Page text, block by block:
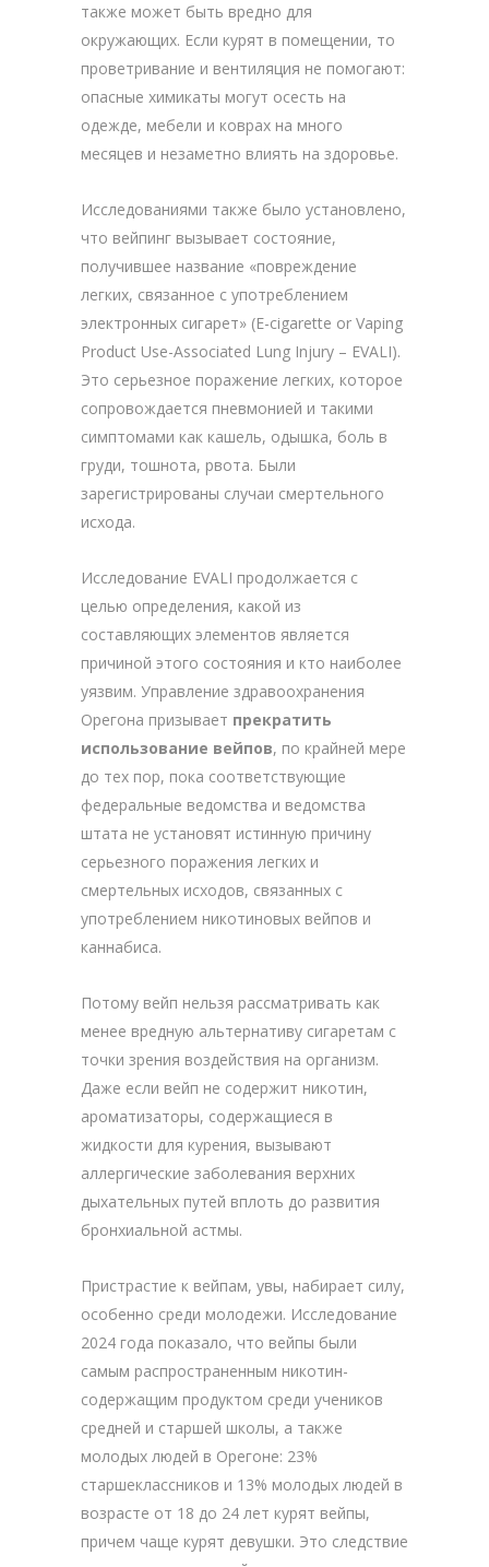
также может быть вредно для
окружающих. Если курят в помещении, то
проветривание и вентиляция не помогают:
опасные химикаты могут осесть на
одежде, мебели и коврах на много
месяцев и незаметно влиять на здоровье.
Исследованиями также было установлено,
что вейпинг вызывает состояние,
получившее название «повреждение
легких, связанное с употреблением
электронных сигарет» (E-cigarette or Vaping
Product Use-Associated Lung Injury – EVALI).
Это серьезное поражение легких, которое
сопровождается пневмонией и такими
симптомами как кашель, одышка, боль в
груди, тошнота, рвота. Были
зарегистрированы случаи смертельного
исхода.
Исследование EVALI продолжается с
целью определения, какой из
составляющих элементов является
причиной этого состояния и кто наиболее
уязвим. Управление здравоохранения
Орегона призывает прекратить
использование вейпов, по крайней мере
до тех пор, пока соответствующие
федеральные ведомства и ведомства
штата не установят истинную причину
серьезного поражения легких и
смертельных исходов, связанных с
употреблением никотиновых вейпов и
каннабиса.
Потому вейп нельзя рассматривать как
менее вредную альтернативу сигаретам с
точки зрения воздействия на организм.
Даже если вейп не содержит никотин,
ароматизаторы, содержащиеся в
жидкости для курения, вызывают
аллергические заболевания верхних
дыхательных путей вплоть до развития
бронхиальной астмы.
Пристрастие к вейпам, увы, набирает силу,
особенно среди молодежи. Исследование
2024 года показало, что вейпы были
самым распространенным никотин-
содержащим продуктом среди учеников
средней и старшей школы, а также
молодых людей в Орегоне: 23%
старшеклассников и 13% молодых людей в
возрасте от 18 до 24 лет курят вейпы,
причем чаще курят девушки. Это следствие